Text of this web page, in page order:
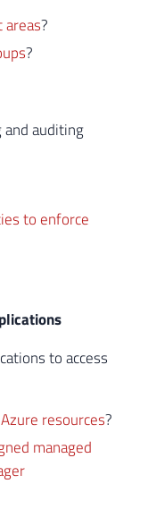
?
?
auditing
to enforce
to access
resources?
managed